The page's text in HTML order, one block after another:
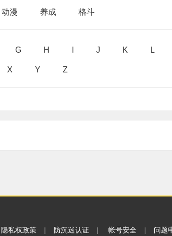
动漫 养成 格斗
G H J K L
X Y Z
隐私权政策 | 防沉迷认证 | 帐号安全 | 问题